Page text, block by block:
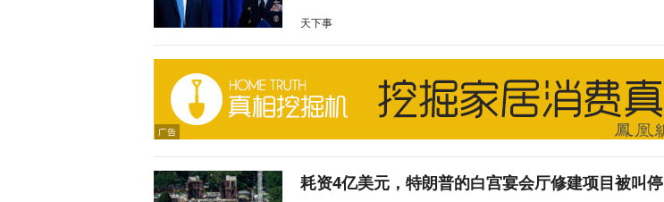
天下事
耗资4亿美元，特朗普的白宫宴会厅修建项目被叫停